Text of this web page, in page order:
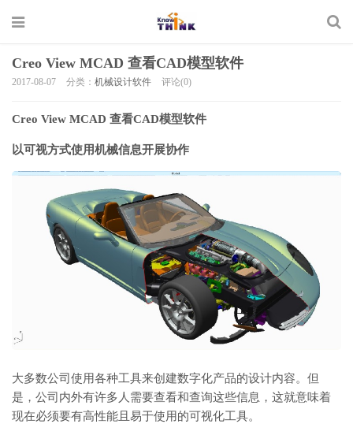
Creo View MCAD 查看CAD模型软件
2017-08-07 分类： 机械设计软件 评论(0)
Creo View MCAD 查看CAD模型软件
以可视方式使用机械信息开展协作
大多数公司使用各种工具来创建数字化产品的设计内容。但
是，公司内外有许多人需要查看和查询这些信息，这就意味着
现在必须要有高性能且易于使用的可视化工具。